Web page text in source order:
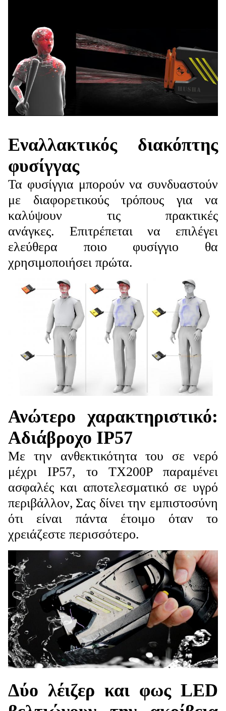
Εναλλακτικός διακόπτης
φυσίγγας
Τα φυσίγγια μπορούν να συνδυαστούν
με διαφορετικούς τρόπους για να
καλύψουν τις πρακτικές
ανάγκες.
Επιτρέπεται να επιλέγει
ελεύθερα ποιο φυσίγγιο θα
χρησιμοποιήσει πρώτα.
Ανώτερο χαρακτηριστικό:
Αδιάβροχο IP57
Με την ανθεκτικότητα του σε νερό
μέχρι IP57, το TX200P παραμένει
ασφαλές και αποτελεσματικό σε υγρό
περιβάλλον, Σας δίνει την εμπιστοσύνη
ότι είναι πάντα έτοιμο όταν το
χρειάζεστε περισσότερο.
Δύο λέιζερ και φως LED